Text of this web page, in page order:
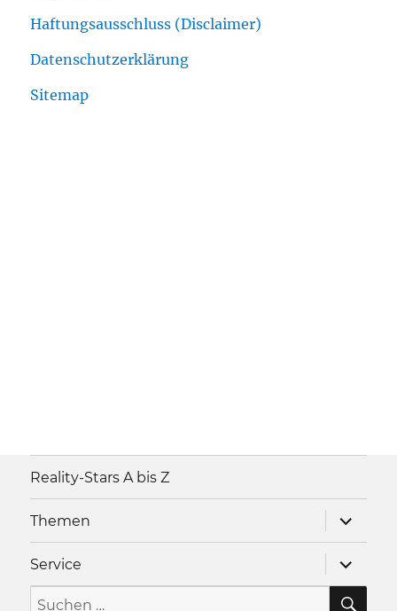
Haftungsausschluss (Disclaimer)
Datenschutzerklärung
Sitemap
Reality-Stars A bis Z
Themen
anzeigen
Service
anzeigen
Suche